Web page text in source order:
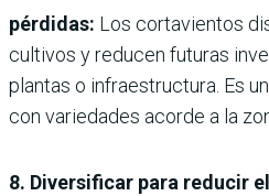
pérdidas: Los cortavientos
cultivos y reducen futuras
plantas o infraestructura. Es
con variedades acorde a la
8. Diversificar para reducir